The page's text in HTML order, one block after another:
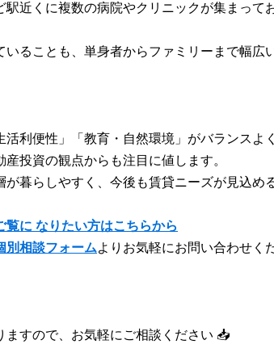
駅近くに複数の病院やクリニックが集まっ
ることも、単身者からファミリーまで幅広
利便性」「教育・自然環境」がバランスよ
投資の観点からも注目に値します。
暮らしやすく、今後も賃貸ニーズが見込め
に なりたい方はこちらから
別相談フォームよりお気軽にお問い合わせく
ますので、お気軽にご相談ください 📥